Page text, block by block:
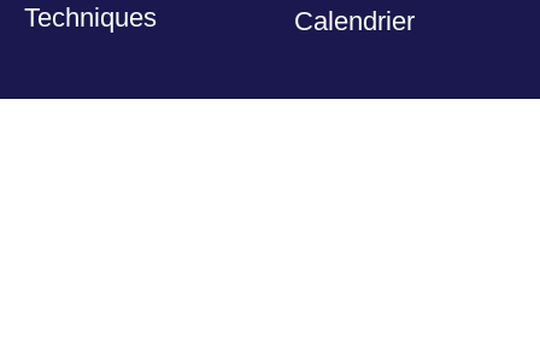
Techniques
Calendrier